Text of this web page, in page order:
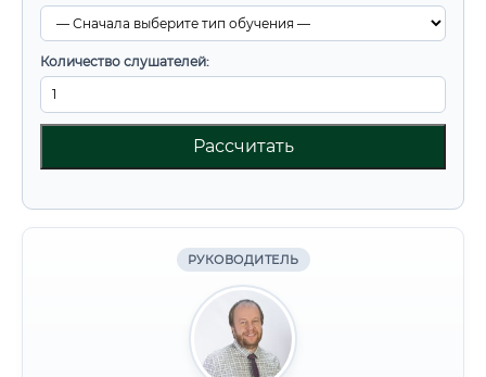
Количество слушателей:
Рассчитать
РУКОВОДИТЕЛЬ